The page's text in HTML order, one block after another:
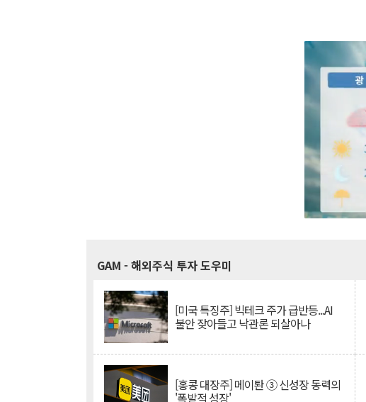
GAM - 해외주식 투자 도우미
[미국 특징주] 빅테크 주가 급반등...AI
불안 잦아들고 낙관론 되살아나
[홍콩 대장주] 메이퇀 ③ 신성장 동력의
'폭발적 성장'